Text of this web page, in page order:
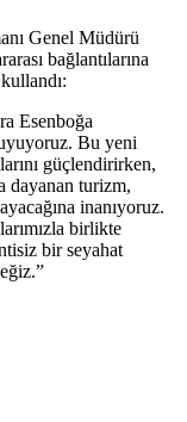
Genel Müdürü
bağlantılarına
Esenboğa
Bu yeni
güçlendirirken,
dayanan turizm,
inanıyoruz.
birlikte
bir seyahat